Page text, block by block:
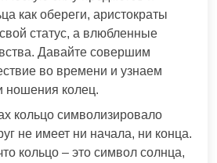
как обереги, аристократы
статус, а влюбленные
Давайте совершим
во времени и узнаем
ношения колец.
кольцо символизировало
не имеет ни начала, ни конца.
кольцо – это символ солнца,